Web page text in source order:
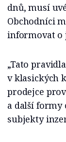
dnů, musí
Obchodníci
informovat o
„Tato
v klasických
prodejce
a další formy
subjekty